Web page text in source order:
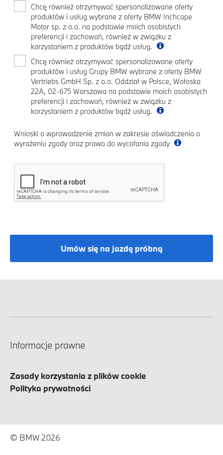
Chcę również otrzymywać spersonalizowane oferty
produktów i usług wybrane z oferty BMW Inchcape
Motor sp. z o.o. na podstawie moich osobistych
preferencji i zachowań, również w związku z
korzystaniem z produktów bądź usług.
Chcę również otrzymywać spersonalizowane oferty
produktów i usług Grupy BMW wybrane z oferty BMW
Vertriebs GmbH Sp. z o.o. Oddział w Polsce, Wołoska
22A, 02-675 Warszawa na podstawie moich osobistych
preferencji i zachowań, również w związku z
korzystaniem z produktów bądź usług.
Wnioski o wprowadzenie zmian w zakresie oświadczenia o
wyrażeniu zgody oraz prawo do wycofania zgody
Umów się na jazdę próbną
Informacje prawne
Zasady korzystania z plików cookie
Polityka prywatności
© BMW 2026